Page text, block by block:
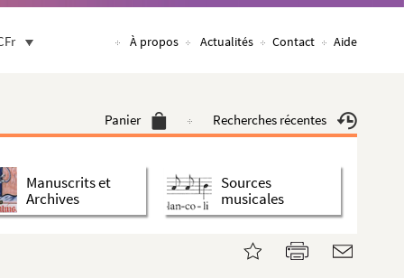
À propos Actualités Contact Aide
Panier Recherches récentes
Manuscrits et
Archives
Sources
musicales